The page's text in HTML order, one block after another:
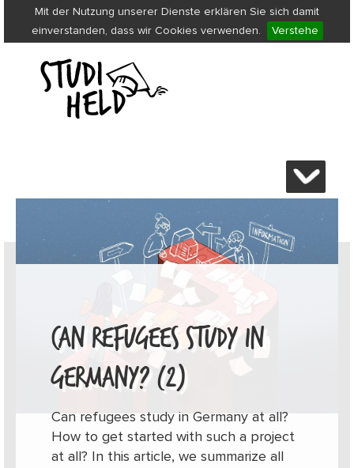
Mit der Nutzung unserer Dienste erklären Sie sich damit
einverstanden, dass wir Cookies verwenden.
Verstehe
CAN REFUGEES STUDY IN
GERMANY? (2)
Can refugees study in Germany at all?
How to get started with such a project
at all? In this article, we summarize all